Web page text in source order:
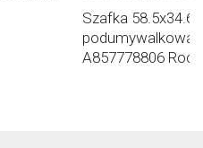
Szafka
podumywalkowa
A857778806